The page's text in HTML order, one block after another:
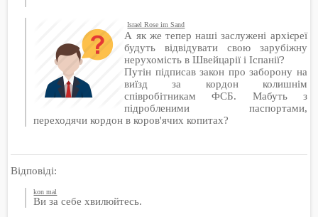
Israel Rose im Sand
А як же тепер наші заслужені архієреї
будуть відвідувати свою зарубіжну
нерухомість в Швейцарії і Іспанії?
Путін підписав закон про заборону на
виїзд за кордон колишнім
співробітникам ФСБ. Мабуть з
підробленими паспортами,
переходячи кордон в коров'ячих копитах?
Відповіді:
kon mal
Ви за себе хвилюйтесь.